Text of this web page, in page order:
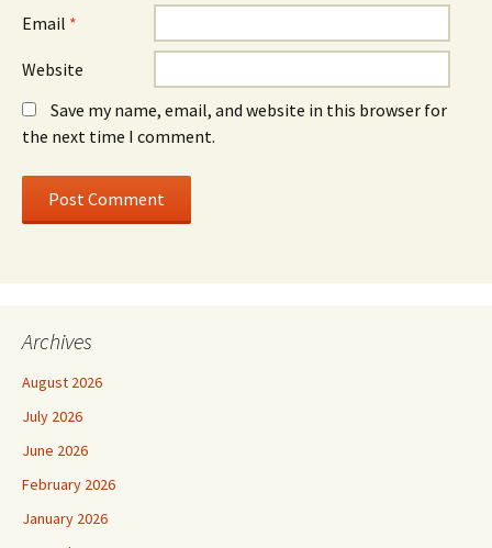
Email *
Website
Save my name, email, and website in this browser for
the next time I comment.
Archives
August 2026
July 2026
June 2026
February 2026
January 2026